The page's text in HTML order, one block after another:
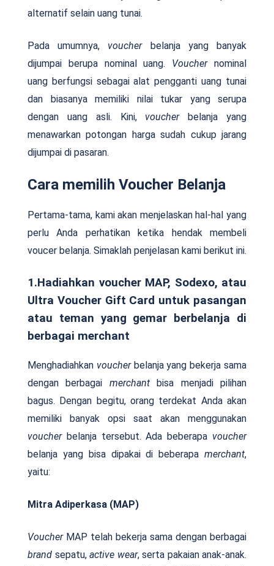
alternatif selain uang tunai.
Pada umumnya, voucherbelanja yang banyak
dijumpai berupa nominal uang. Vouchernominal
uang berfungsi sebagai alat pengganti uang tunai
dan biasanya memiliki nilai tukar yang serupa
dengan uang asli. Kini, voucherbelanja yang
menawarkan potongan harga sudah cukup jarang
dijumpai di pasaran.
Cara memilih Voucher Belanja
Pertama-tama, kami akan menjelaskan hal-hal yang
perlu Anda perhatikan ketika hendak membeli
voucer belanja. Simaklah penjelasan kami berikut ini.
1.Hadiahkan voucher MAP, Sodexo, atau
Ultra Voucher Gift Card untuk pasangan
atau teman yang gemar berbelanja di
berbagai merchant
Menghadiahkan voucher belanja yang bekerja sama
dengan berbagai merchant bisa menjadi pilihan
bagus. Dengan begitu, orang terdekat Anda akan
memiliki banyak opsi saat akan menggunakan
voucherbelanja tersebut. Ada beberapa voucher
belanja yang bisa dipakai di beberapa merchant,
yaitu:
Mitra Adiperkasa (MAP)
Voucher MAP telah bekerja sama dengan berbagai
brand sepatu, active wear, serta pakaian anak-anak.